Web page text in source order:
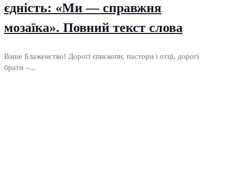
єдність: «Ми — справжня
мозаїка». Повний текст слова
Ваше Блаженство! Дорогі єпископи, пастори і отці, дорогі
брати –...